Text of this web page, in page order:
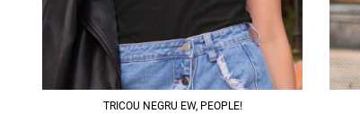
TRICOU NEGRU EW, PEOPLE!